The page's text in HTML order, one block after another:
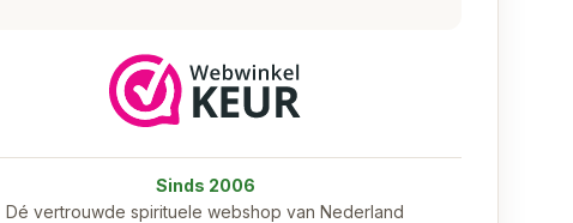
Sinds 2006
Dé vertrouwde spirituele webshop van Nederland